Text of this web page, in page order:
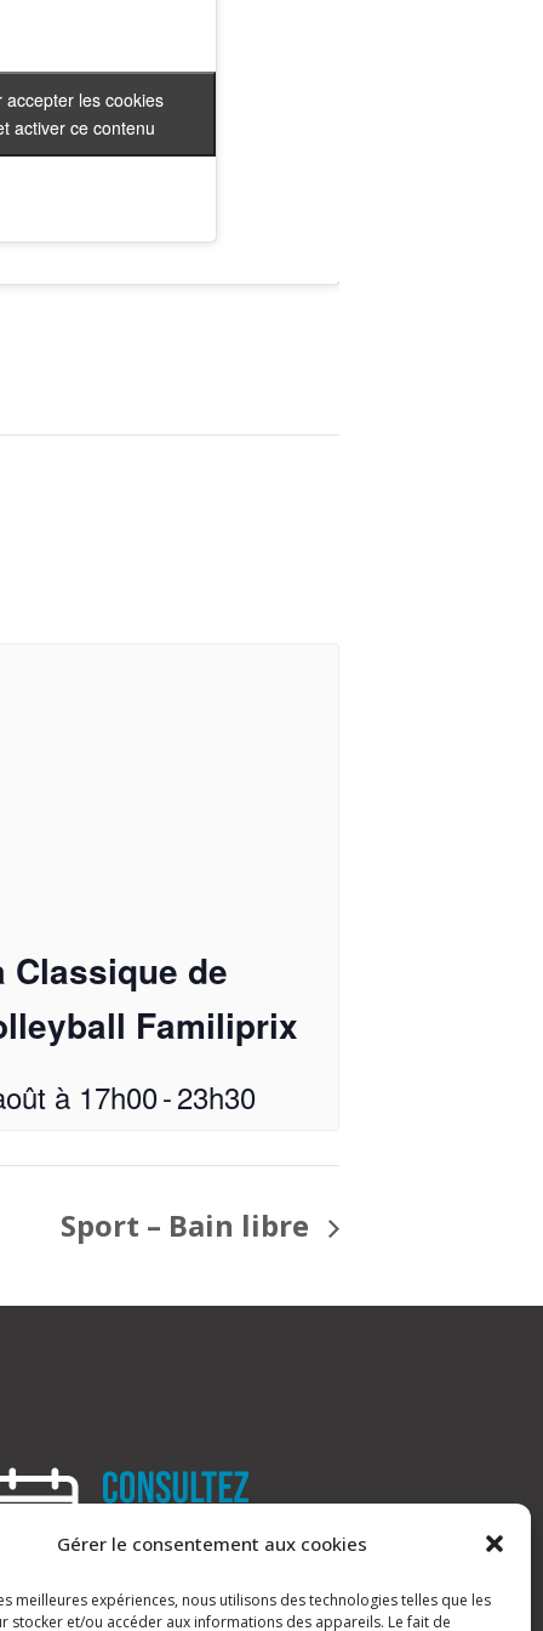
Gérer le consentement aux cookies
meilleures expériences, nous utilisons des technologies telles que les
stocker et/ou accéder aux informations des appareils. Le fait de
accepter les cookies
activer ce contenu
accepter les cookies
activer ce contenu
Classique de
Familiprix
à 17h00-23h30
Sport – Bain libre